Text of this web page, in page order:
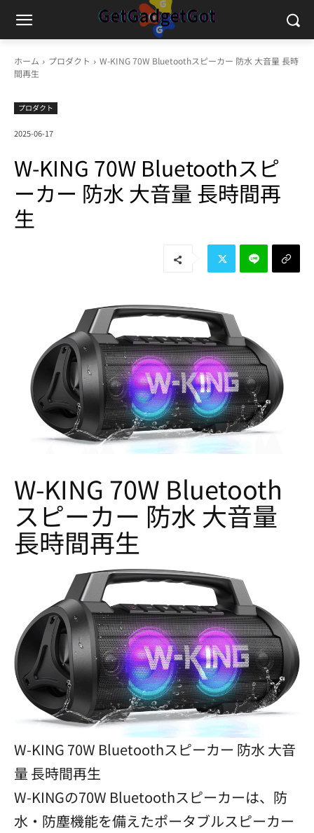
ホーム プロダクト
W-KING 70W Bluetoothスピーカー 防水 大音量 長時
間再生
プロダクト
2025-06-17
W-KING 70W Bluetoothスピ
ーカー 防水 大音量 長時間再
生
W-KING 70W Bluetooth
スピーカー 防水 大音量
長時間再生
W-KING 70W Bluetoothスピーカー 防水 大音
量 長時間再生
W-KINGの70W Bluetoothスピーカーは、防
水・防塵機能を備えたポータブルスピーカー